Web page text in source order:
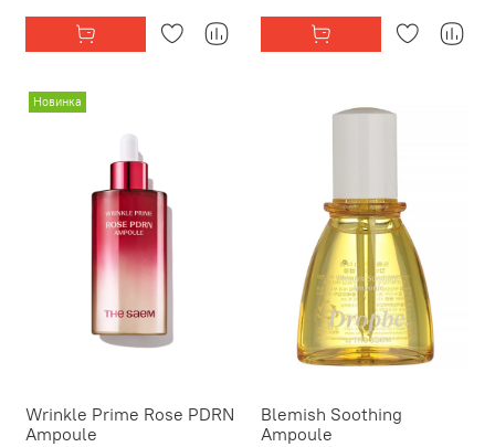
Новинка
Wrinkle Prime Rose PDRN
Ampoule
Blemish Soothing
Ampoule